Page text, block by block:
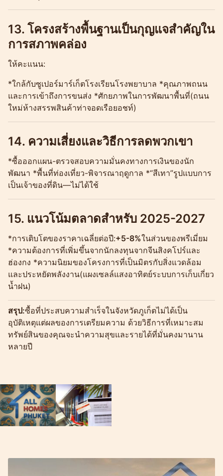
13. โครงสร้างพื้นฐานเป็นกุญแจสำคัญใน
การสภาพคล่อง
ให้คะแนน:
*ใกล้กับซูเปอร์มาร์เก็ตโรงเรียนโรงพยาบาล *คุณภาพถนน
และการเข้าถึงการขนส่ง *ศักยภาพในการพัฒนาพื้นที่(ถนน
ใหม่ห้างสรรพสินค้าท่าจอดเรือยอชท์)
14. ความเสี่ยงและวิธีการลดพวกเขา
*ซื้อออกแผน-ตรวจสอบความมั่นคงทางการเงินของนัก
พัฒนา *พื้นที่ท่องเที่ยว-พิจารณาฤดูกาล *“สีเทา”รูปแบบการ
เป็นเจ้าของที่ดิน—ไม่ได้ใช้
15. แนวโน้มตลาดสำหรับ 2025-2027
*การเติบโตของราคาเฉลี่ยต่อปี:+5-8%ในส่วนของพรีเมี่ยม
*ความต้องการที่เพิ่มขึ้นจากนักลงทุนจากจีนสิงคโปร์และ
ฮ่องกง *ความนิยมของโครงการที่เป็นมิตรกับสิ่งแวดล้อม
และประหยัดพลังงาน(แผงเซลล์แสงอาทิตย์ระบบการเก็บเกี่ยว
น้ำฝน)
สรุป:ซื้อที่ประสบความสำเร็จในจังหวัดภูเก็ตไม่ได้เป็น
อุบัติเหตุแต่ผลของการเตรียมความ ด้วยวิธีการที่เหมาะสม
ทรัพย์สินของคุณจะนำความสุขและรายได้ที่มั่นคงมานาน
หลายปี